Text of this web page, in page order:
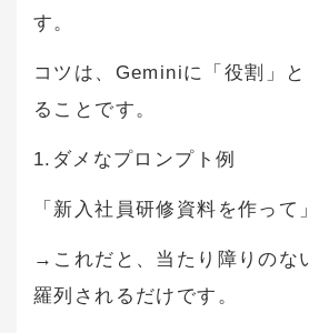
す。
コツは、Geminiに「役割」と
ることです。
1.ダメなプロンプト例
「新入社員研修資料を作って」
→これだと、当たり障りのな
羅列されるだけです。